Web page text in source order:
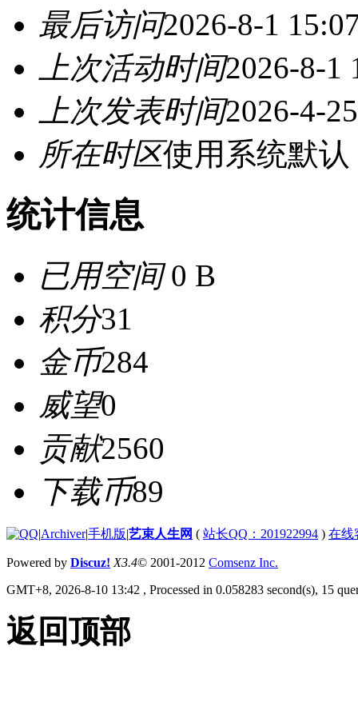
最后访问2026-8-1
上次活动时间2026-8-1
上次发表时间2026-4-
所在时区使用系统默认
统计信息
已用空间0 B
积分31
金币284
威望0
贡献2560
下载币89
|Archiver|手机版|艺束人生网 ( 站长QQ：201922994 ) 在线
Powered by Discuz! X3.4© 2001-2012 Comsenz Inc.
GMT+8, 2026-8-10 13:42 , Processed in 0.058283 second(s), 15
返回顶部